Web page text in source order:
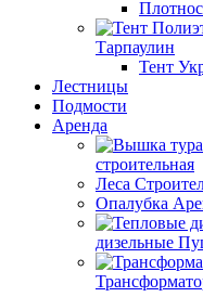
Тарпаулин
Тент
Лестницы
Подмости
Аренда
строительная
Леса
Опалубка
дизельные